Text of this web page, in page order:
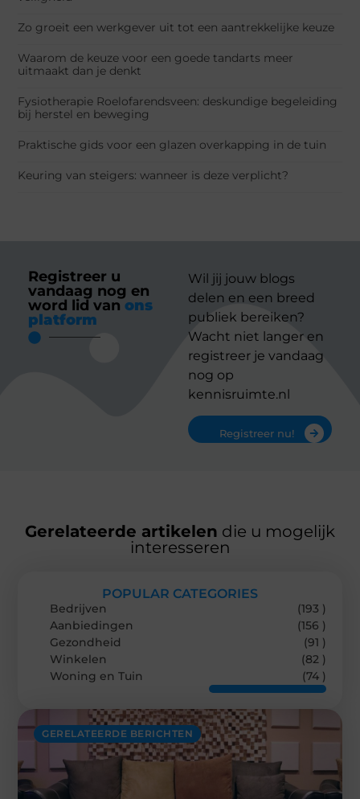
Zo groeit een werkgever uit tot een aantrekkelijke keuze
Waarom de keuze voor een goede tandarts meer
uitmaakt dan je denkt
Fysiotherapie Roelofarendsveen: deskundige begeleiding
bij herstel en beweging
Praktische gids voor een glazen overkapping in de tuin
Keuring van steigers: wanneer is deze verplicht?
Registreer u
vandaag nog en
word lid van ons
platform
Wil jij jouw blogs
delen en een breed
publiek bereiken?
Wacht niet langer en
registreer je vandaag
nog op
kennisruimte.nl
Registreer nu!
Gerelateerde artikelen die u mogelijk
interesseren
GERELATEERDE BERICHTEN
POPULAR CATEGORIES
Bedrijven
(193 )
Aanbiedingen
(156 )
Gezondheid
(91 )
Winkelen
(82 )
Woning en Tuin
(74 )